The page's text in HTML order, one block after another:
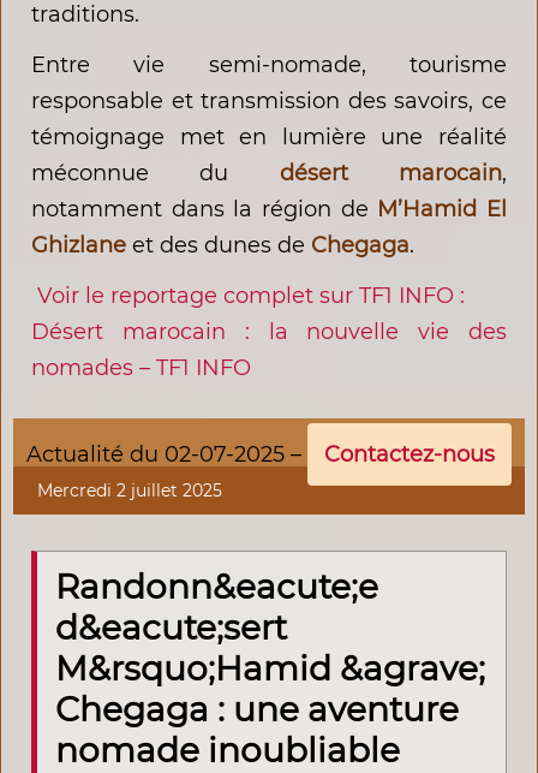
traditions.
Entre vie semi-nomade, tourisme
responsable et transmission des savoirs, ce
témoignage met en lumière une réalité
méconnue du désert marocain,
notamment dans la région de M’Hamid El
Ghizlane et des dunes de Chegaga.
Voir le reportage complet sur TF1 INFO :
Désert marocain : la nouvelle vie des
nomades – TF1 INFO
Actualité du 02-07-2025 – Contactez-nous
Mercredi 2 juillet 2025
Randonn&eacute;e
d&eacute;sert
M&rsquo;Hamid &agrave;
Chegaga : une aventure
nomade inoubliable